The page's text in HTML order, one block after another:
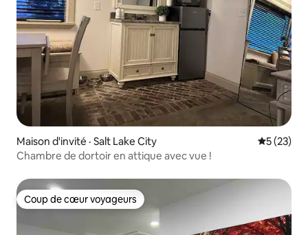
Maison d'invité · Salt Lake City Note
5 (23)
Chambre de dortoir en attique avec vue !
Coup de cœur voyageurs
Coup de cœur voyageurs